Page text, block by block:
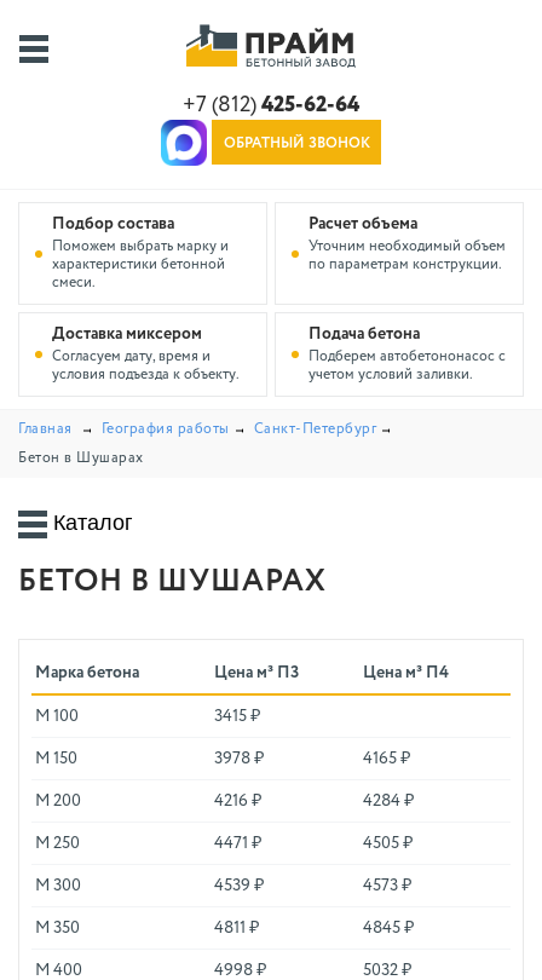
+7 (812) 425-62-64
ОБРАТНЫЙ ЗВОНОК
Подбор состава
Поможем выбрать марку и
характеристики бетонной
смеси.
Расчет объема
Уточним необходимый объем
по параметрам конструкции.
Доставка миксером
Согласуем дату, время и
условия подъезда к объекту.
Подача бетона
Подберем автобетононасос с
учетом условий заливки.
Главная География работы
Санкт-Петербург
Бетон в Шушарах
Каталог
БЕТОН В ШУШАРАХ
Марка бетона Цена м³ П3 Цена м³ П4
М 100 3415 ₽
М 150 3978 ₽ 4165 ₽
М 200 4216 ₽ 4284 ₽
М 250 4471 ₽ 4505 ₽
М 300 4539 ₽ 4573 ₽
М 350 4811 ₽ 4845 ₽
М 400 4998 ₽ 5032 ₽